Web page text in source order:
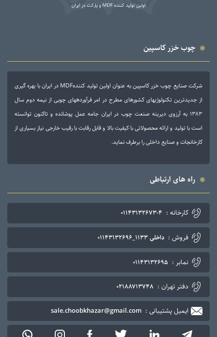
چوب خزر کاسپین
شرکت صنایع چوب خزر کاسپین به عنوان اولین تولید کنندهMDF در ایران با بهره گیری
از جدیدترین تکنولوژی­های کشورهای مطرح در امر فرآورده­های چوبی از نیمه دوم سال
۱۳۸۳ به آرزوی دیرینه صنعت چوب در ایران جامه عمل پوشانده و تاکنون توانسته
است با تولید و ارائه محصولاتی با کیفیت بالا و قابل رقابت با رقیب خارجی نیاز بسیاری از
کارخانجات و صنایع داخلی را برطرف نماید.
راه های ارتباطی
کارخانه : ۰۱۱۴۳۱۳۲۶۷۳-۴
فروش : داخلی ۱۱۳۳_۰۱۱۴۳۱۳۲۶۹۶
نمابر : ۰۱۱۴۳۱۳۲۶۹۵
دفتر تهران : ۰۲۱۸۸۷۱۳۷۴۸
ایمیل پشتیبانی : sale.choobkhazar@gmail.com